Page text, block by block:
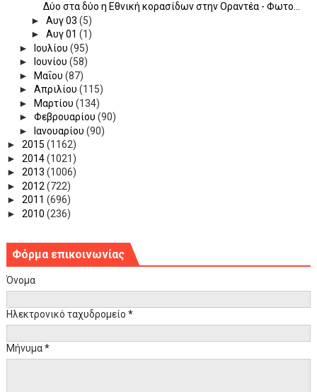
Δύο στα δύο η Εθνική κορασίδων στην Οραντέα - Φωτο...
► Αυγ 03 (5)
► Αυγ 01 (1)
►
Ιουλίου (95)
►
Ιουνίου (58)
►
Μαΐου (87)
► Απριλίου (115)
►
Μαρτίου (134)
► Φεβρουαρίου (90)
►
Ιανουαρίου (90)
► 2015 (1162)
► 2014(1021)
► 2013 (1006)
► 2012 (722)
► 2011 (696)
► 2010 (236)
Φόρμα επικοινωνίας
Όνομα
Ηλεκτρονικό ταχυδρομείο *
Μήνυμα*